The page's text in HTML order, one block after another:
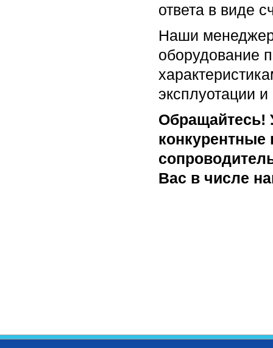
ответа в виде
Наши
оборудование
эксплуотации
Обращайтесь!
Вас в числе